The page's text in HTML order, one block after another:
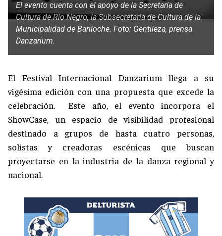
El evento cuenta con el apoyo de la Secretaría de
Cultura de Río Negro, la Subsecretaría de Cultura de la
Municipalidad de Bariloche. Foto: Gentileza, prensa
Danzarium.
El Festival Internacional Danzarium llega a su
vigésima edición con una propuesta que excede la
celebración. Este año, el evento incorpora el
ShowCase, un espacio de visibilidad profesional
destinado a grupos de hasta cuatro personas,
solistas y creadoras escénicas que buscan
proyectarse en la industria de la danza regional y
nacional.